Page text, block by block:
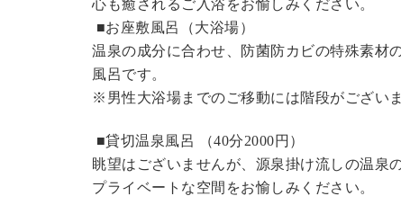
心も癒されるご入浴をお愉しみください。
■お座敷風呂（大浴場）
温泉の成分に合わせ、防菌防カビの特殊素材
風呂です。
※男性大浴場までのご移動には階段がござい
■貸切温泉風呂 （40分2000円）
眺望はございませんが、源泉掛け流しの温泉
プライベートな空間をお愉しみください。